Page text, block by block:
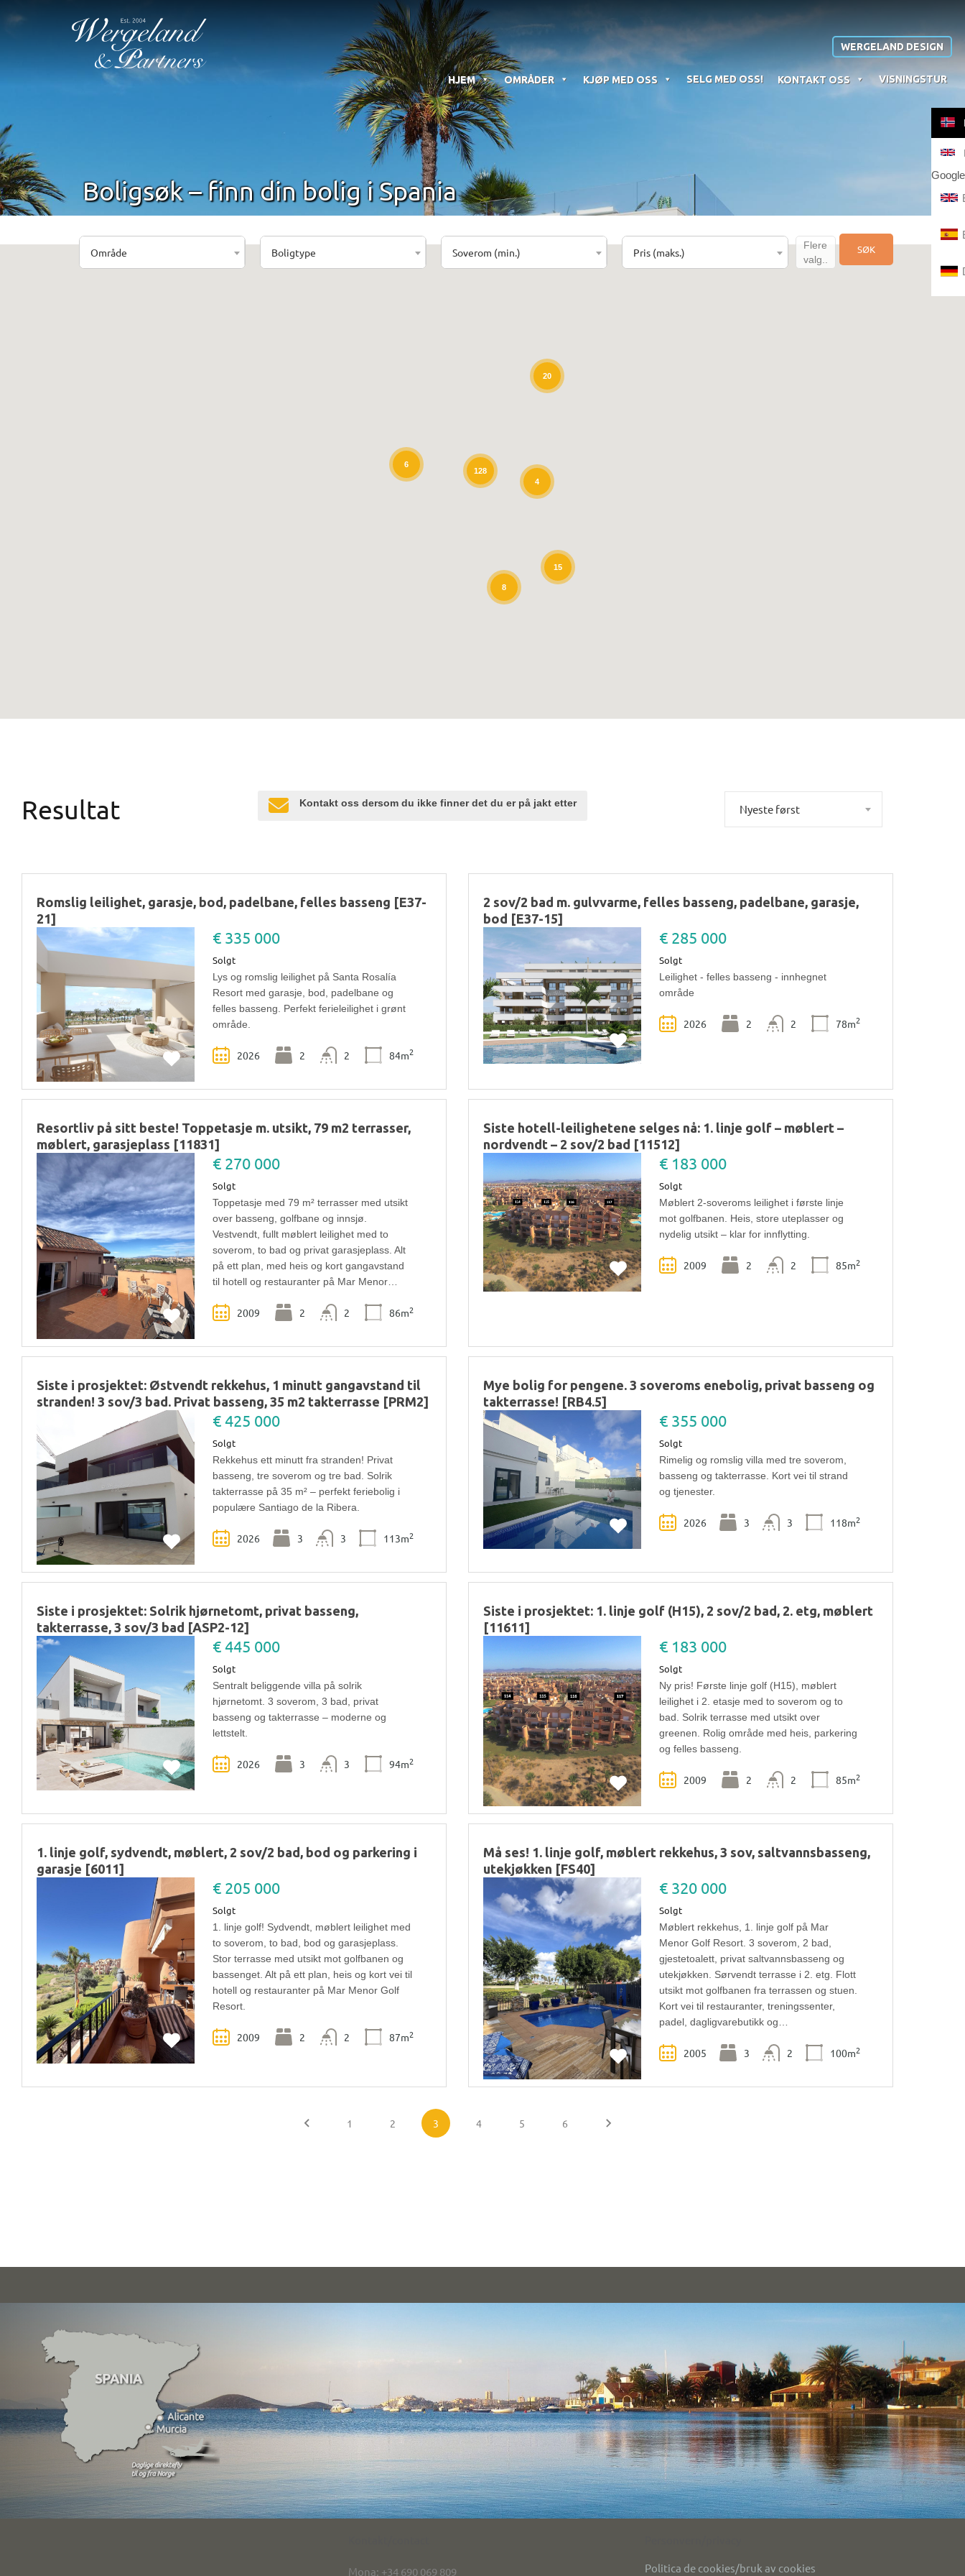
HJEM OMRÅDER KJØP MED OSS SELG MED OSS! KONTAKT OSS VISNINGSTUR
WERGELAND DESIGN
Boligsøk – finn din bolig i Spania
Område Boligtype Soverom (min.) Pris (maks.)
Flere
valg..
SØK
128
15
20
6
4
8
Resultat Kontakt oss dersom du ikke finner det du er på jakt etter Nyeste først
Romslig leilighet, garasje, bod, padelbane, felles basseng [E37-
21]
€ 335 000
Solgt
Lys og romslig leilighet på Santa Rosalía
Resort med garasje, bod, padelbane og
felles basseng. Perfekt ferieleilighet i grønt
område.
2026 2 2 84m2
2 sov/2 bad m. gulvvarme, felles basseng, padelbane, garasje,
bod [E37-15]
€ 285 000
Solgt
Leilighet - felles basseng - innhegnet
område
2026 2 2 78m2
Resortliv på sitt beste! Toppetasje m. utsikt, 79 m2 terrasser,
møblert, garasjeplass [11831]
€ 270 000
Solgt
Toppetasje med 79 m² terrasser med utsikt
over basseng, golfbane og innsjø.
Vestvendt, fullt møblert leilighet med to
soverom, to bad og privat garasjeplass. Alt
på ett plan, med heis og kort gangavstand
til hotell og restauranter på Mar Menor…
2009 2 2 86m2
Siste hotell-leilighetene selges nå: 1. linje golf – møblert –
nordvendt – 2 sov/2 bad [11512]
€ 183 000
Solgt
Møblert 2‑soveroms leilighet i første linje
mot golfbanen. Heis, store uteplasser og
nydelig utsikt – klar for innflytting.
2009 2 2 85m2
Siste i prosjektet: Østvendt rekkehus, 1 minutt gangavstand til
stranden! 3 sov/3 bad. Privat basseng, 35 m2 takterrasse [PRM2]
€ 425 000
Solgt
Rekkehus ett minutt fra stranden! Privat
basseng, tre soverom og tre bad. Solrik
takterrasse på 35 m² – perfekt feriebolig i
populære Santiago de la Ribera.
2026 3 3 113m2
Mye bolig for pengene. 3 soveroms enebolig, privat basseng og
takterrasse! [RB4.5]
€ 355 000
Solgt
Rimelig og romslig villa med tre soverom,
basseng og takterrasse. Kort vei til strand
og tjenester.
2026 3 3 118m2
Siste i prosjektet: Solrik hjørnetomt, privat basseng,
takterrasse, 3 sov/3 bad [ASP2-12]
€ 445 000
Solgt
Sentralt beliggende villa på solrik
hjørnetomt. 3 soverom, 3 bad, privat
basseng og takterrasse – moderne og
lettstelt.
2026 3 3 94m2
Siste i prosjektet: 1. linje golf (H15), 2 sov/2 bad, 2. etg, møblert
[11611]
€ 183 000
Solgt
Ny pris! Første linje golf (H15), møblert
leilighet i 2. etasje med to soverom og to
bad. Solrik terrasse med utsikt over
greenen. Rolig område med heis, parkering
og felles basseng.
2009 2 2 85m2
1. linje golf, sydvendt, møblert, 2 sov/2 bad, bod og parkering i
garasje [6011]
€ 205 000
Solgt
1. linje golf! Sydvendt, møblert leilighet med
to soverom, to bad, bod og garasjeplass.
Stor terrasse med utsikt mot golfbanen og
bassenget. Alt på ett plan, heis og kort vei til
hotell og restauranter på Mar Menor Golf
Resort.
2009 2 2 87m2
Må ses! 1. linje golf, møblert rekkehus, 3 sov, saltvannsbasseng,
utekjøkken [FS40]
€ 320 000
Solgt
Møblert rekkehus, 1. linje golf på Mar
Menor Golf Resort. 3 soverom, 2 bad,
gjestetoalett, privat saltvannsbasseng og
utekjøkken. Sørvendt terrasse i 2. etg. Flott
utsikt mot golfbanen fra terrassen og stuen.
Kort vei til restauranter, treningssenter,
padel, dagligvarebutikk og…
2005 3 2 100m2
1 2 3 4 5 6
Mona: +34 690 069 809
Politica de cookies/bruk av cookies